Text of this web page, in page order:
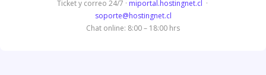
Ticket y correo 24/7 · miportal.hostingnet.cl ·
soporte@hostingnet.cl
Chat online: 8:00 – 18:00 hrs